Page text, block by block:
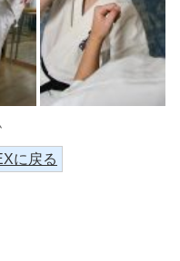
に戻る